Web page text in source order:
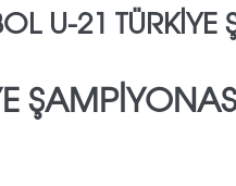
U-21